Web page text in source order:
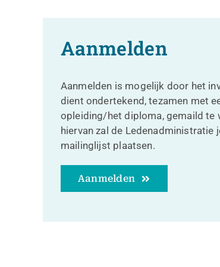
Aanmelden
Aanmelden is mogelijk door het
dient ondertekend, tezamen met
opleiding/het diploma, gemaild te
hiervan zal de Ledenadministratie
mailinglijst plaatsen.
Aanmelden